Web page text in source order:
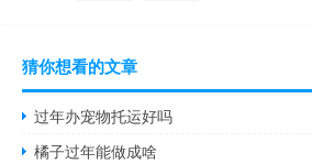
猜你想看的文章
过年办宠物托运好吗
橘子过年能做成啥